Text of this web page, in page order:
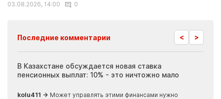
03.08.2026, 14:00
0
Последние комментарии < >
В Казахстане обсуждается новая ставка
пенсионных выплат: 10% - это ничтожно мало
kolu411 → Может управлять этими финансами нужно